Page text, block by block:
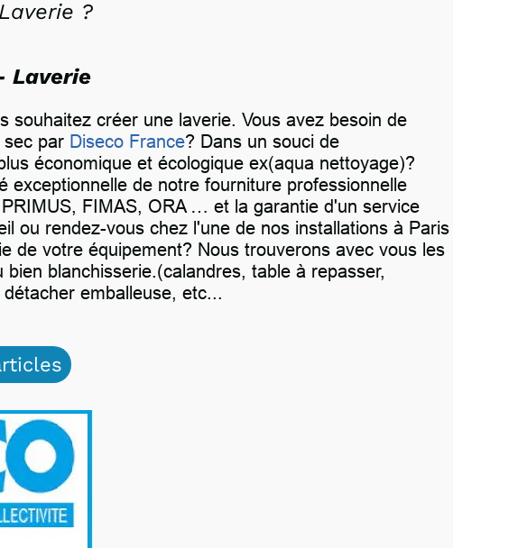
?
Laverie
souhaitez créer une laverie. Vous avez besoin de
par Diseco France? Dans un souci de
économique et écologique ex(aqua nettoyage)?
de notre fourniture professionnelle
FIMAS, ORA … et la garantie d'un service
ou rendez-vous chez l'une de nos installations à Paris
de votre équipement? Nous trouverons avec vous les
blanchisserie.(calandres, table à repasser,
emballeuse, etc...